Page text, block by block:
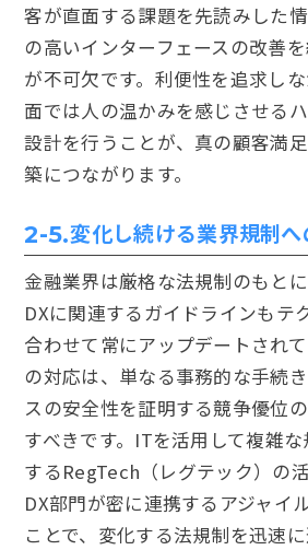
客が直面する課題を先読みした
の高いインターフェースの改善
が不可欠です。利便性を追求し
面では人の温かみを感じさせる
設計を行うことが、真の顧客満
築につながります。
2-5.変化し続ける業界規制
金融業界は厳格な法規制のもとに
DXに関連するガイドラインもテ
合わせて常にアップデートされ
の対応は、単なる事務的な手続
スの安全性を証明する競争優位
すべきです。ITを活用して複雑
するRegTech（レグテック）の
DX部門が密に連携するアジャイ
ことで、変化する法規制を迅速